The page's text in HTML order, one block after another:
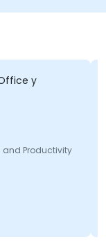
y
and Productivity